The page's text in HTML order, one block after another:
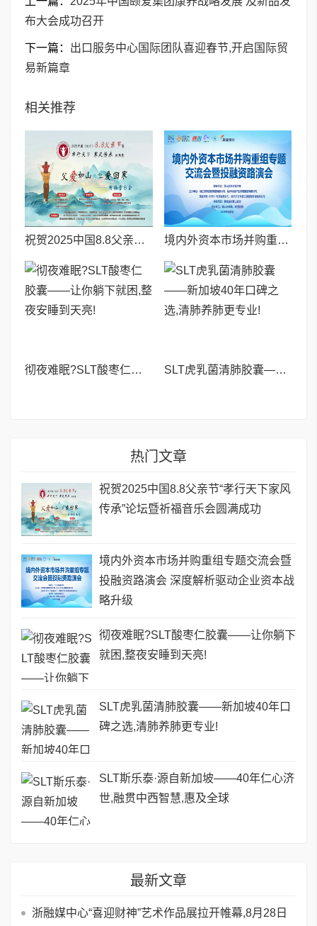
布大会成功召开
下一篇： 出口服务中心国际团队喜迎春节,开启国际贸
易新篇章
相关推荐
祝贺2025中国8.8父亲节“孝行天下家风传承”论坛暨祈福音乐会圆满成功 境内外资本市场并购重组专题交流会暨投融资路演会 深度解析驱动企业资本战略升级
彻夜难眠?SLT酸枣仁胶囊——让你躺下就困,整夜安睡到天亮! SLT虎乳菌清肺胶囊——新加坡40年口碑之选,清肺养肺更专业!
热门文章
祝贺2025中国8.8父亲节“孝行天下家风
传承”论坛暨祈福音乐会圆满成功
境内外资本市场并购重组专题交流会暨
投融资路演会 深度解析驱动企业资本战
略升级
彻夜难眠?SLT酸枣仁胶囊——让你躺下
就困,整夜安睡到天亮!
SLT虎乳菌清肺胶囊——新加坡40年口
碑之选,清肺养肺更专业!
SLT斯乐泰·源自新加坡——40年仁心济
世,融贯中西智慧,惠及全球
最新文章
浙融媒中心“喜迎财神”艺术作品展拉开帷幕,8月28日